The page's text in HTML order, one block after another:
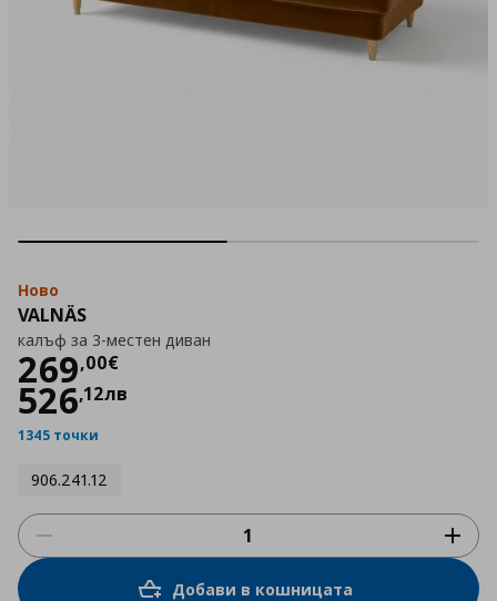
Ново
VALNÄS
калъф за 3-местен диван
269,00€
Цена269,00 €
526,12лв
1345 точки
906.241.12
Добави в кошницата